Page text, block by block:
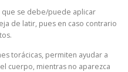
que se debe/puede aplicar
de latir, pues en caso contrario
torácicas, permiten ayudar a
cuerpo, mientras no aparezca